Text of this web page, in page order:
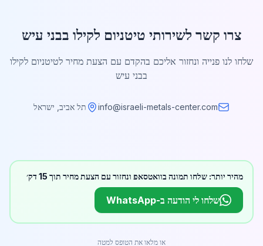
צרו קשר לשירותי טיטניום לקילו בבני עיש
שלחו לנו פנייה ונחזור אליכם בהקדם עם הצעת מחיר לטיטניום לקילו
בבני עיש
info@israeli-metals-center.com תל אביב, ישראל
מהיר יותר: שלחו תמונה בוואטסאפ ונחזור עם הצעת מחיר תוך 15 דק׳
שלחו לי הודעה ב-WhatsApp
או מלאו את הטופס למטה